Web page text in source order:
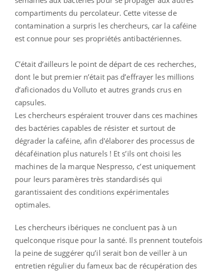
compartiments du percolateur. Cette vitesse de
contamination a surpris les chercheurs, car la caféine
est connue pour ses propriétés antibactériennes.
C’était d’ailleurs le point de départ de ces recherches,
dont le but premier n’était pas d’effrayer les millions
d’aficionados du Volluto et autres grands crus en
capsules.
Les chercheurs espéraient trouver dans ces machines
des bactéries capables de résister et surtout de
dégrader la caféine, afin d'élaborer des processus de
décaféination plus naturels ! Et s’ils ont choisi les
machines de la marque Nespresso, c’est uniquement
pour leurs paramères très standardisés qui
garantissaient des conditions expérimentales
optimales.
Les chercheurs ibériques ne concluent pas à un
quelconque risque pour la santé. Ils prennent toutefois
la peine de suggérer qu’il serait bon de veiller à un
entretien régulier du fameux bac de récupération des